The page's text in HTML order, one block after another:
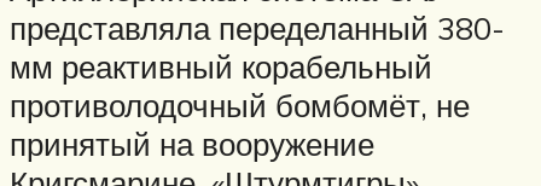
представляла переделанный 380-
мм реактивный корабельный
противолодочный бомбомёт, не
принятый на вооружение